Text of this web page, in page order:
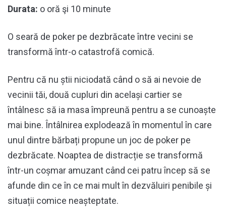
Durata: o oră şi 10 minute
O seară de poker pe dezbrăcate între vecini se
transformă într-o catastrofă comică.
Pentru că nu știi niciodată când o să ai nevoie de
vecinii tăi, două cupluri din același cartier se
întâlnesc să ia masa împreună pentru a se cunoaște
mai bine. Întâlnirea explodează în momentul în care
unul dintre bărbați propune un joc de poker pe
dezbrăcate. Noaptea de distracție se transformă
într-un coșmar amuzant când cei patru încep să se
afunde din ce în ce mai mult în dezvăluiri penibile și
situații comice neașteptate.